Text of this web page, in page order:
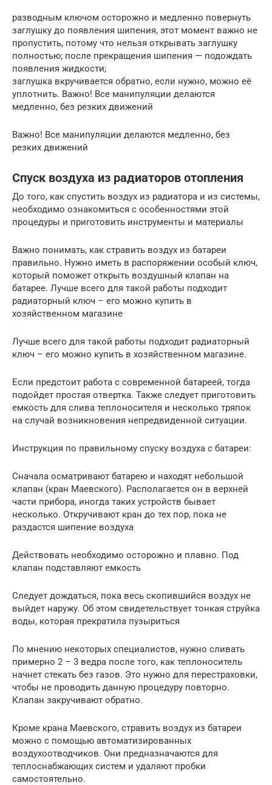
разводным ключом осторожно и медленно повернуть
заглушку до появления шипения, этот момент важно не
пропустить, потому что нельзя открывать заглушку
полностью; после прекращения шипения — подождать
появления жидкости;
заглушка вкручивается обратно, если нужно, можно её
уплотнить. Важно! Все манипуляции делаются
медленно, без резких движений
Важно! Все манипуляции делаются медленно, без
резких движений
Спуск воздуха из радиаторов отопления
До того, как спустить воздух из радиатора и из системы,
необходимо ознакомиться с особенностями этой
процедуры и приготовить инструменты и материалы
Важно понимать, как стравить воздух из батареи
правильно. Нужно иметь в распоряжении особый ключ,
который поможет открыть воздушный клапан на
батарее. Лучше всего для такой работы подходит
радиаторный ключ – его можно купить в
хозяйственном магазине
Лучше всего для такой работы подходит радиаторный
ключ – его можно купить в хозяйственном магазине.
Если предстоит работа с современной батареей, тогда
подойдет простая отвертка. Также следует приготовить
емкость для слива теплоносителя и несколько тряпок
на случай возникновения непредвиденной ситуации.
Инструкция по правильному спуску воздуха с батареи:
Сначала осматривают батарею и находят небольшой
клапан (кран Маевского). Располагается он в верхней
части прибора, иногда таких устройств бывает
несколько. Откручивают кран до тех пор, пока не
раздастся шипение воздуха
Действовать необходимо осторожно и плавно. Под
клапан подставляют емкость
Следует дождаться, пока весь скопившийся воздух не
выйдет наружу. Об этом свидетельствует тонкая струйка
воды, которая прекратила пузыриться
По мнению некоторых специалистов, нужно сливать
примерно 2 – 3 ведра после того, как теплоноситель
начнет стекать без газов. Это нужно для перестраховки,
чтобы не проводить данную процедуру повторно.
Клапан закручивают обратно.
Кроме крана Маевского, стравить воздух из батареи
можно с помощью автоматизированных
воздухоотводчиков. Они предназначаются для
теплоснабжающих систем и удаляют пробки
самостоятельно.